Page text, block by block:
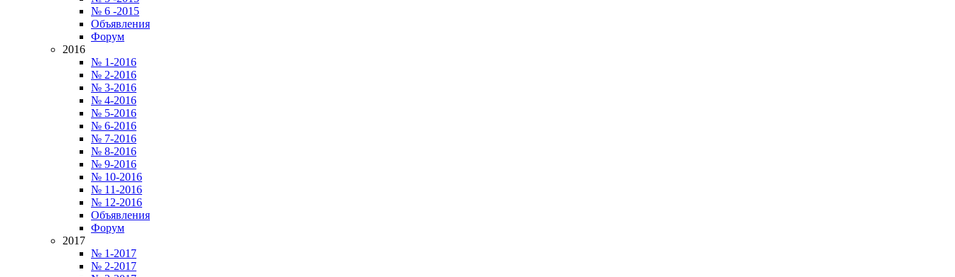
№ 6 -2015
Объявления
Форум
2016
№ 1-2016
№ 2-2016
№ 3-2016
№ 4-2016
№ 5-2016
№ 6-2016
№ 7-2016
№ 8-2016
№ 9-2016
№ 10-2016
№ 11-2016
№ 12-2016
Объявления
Форум
2017
№ 1-2017
№ 2-2017